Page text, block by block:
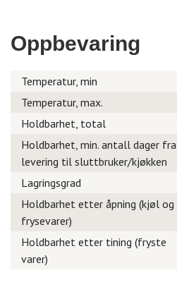
Oppbevaring
Temperatur, min
Temperatur, max.
Holdbarhet, total
Holdbarhet, min. antall dager fra
levering til sluttbruker/kjøkken
Lagringsgrad
Holdbarhet etter åpning (kjøl og
frysevarer)
Holdbarhet etter tining (fryste
varer)